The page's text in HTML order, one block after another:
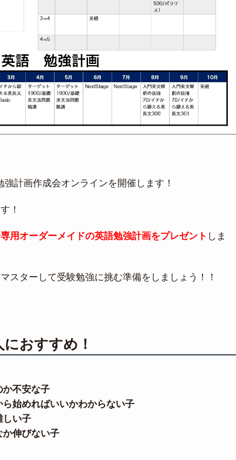
強計画作成会オンラインを開催します！
！
用オーダーメイドの英語勉強計画をプレゼント しま
スターして受験勉強に挑む準備をしましょう！！
おすすめ！
か不安な子
始めればいいかわからない子
しい子
か伸びない子